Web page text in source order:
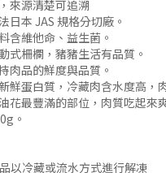
來源清楚可追溯
日本 JAS 規格分切廠。
含維他命、益生菌。
式柵欄，豬豬生活有品質。
肉品的鮮度與品質。
鮮蛋白質，冷藏肉含水度高，
花最豐滿的部位，肉質吃起來
。
以冷藏或流水方式進行解凍